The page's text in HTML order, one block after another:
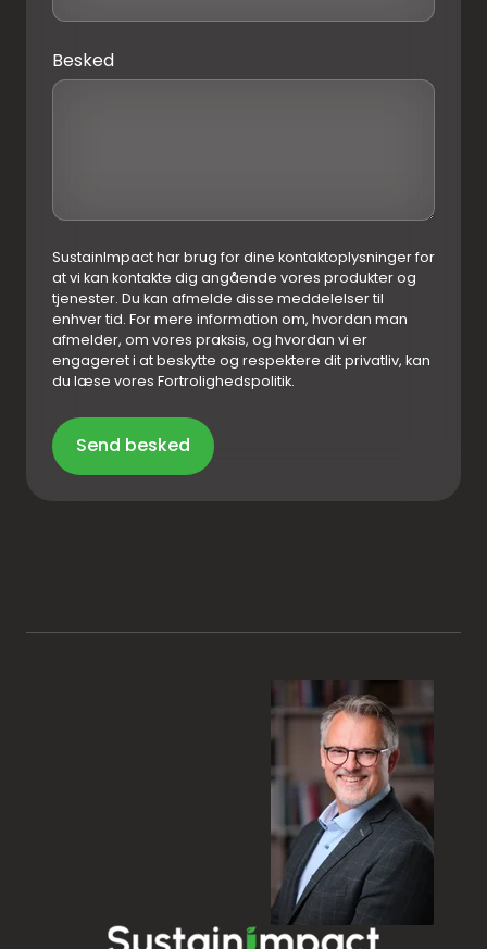
Besked
SustainImpact har brug for dine kontaktoplysninger for
at vi kan kontakte dig angående vores produkter og
tjenester. Du kan afmelde disse meddelelser til
enhver tid. For mere information om, hvordan man
afmelder, om vores praksis, og hvordan vi er
engageret i at beskytte og respektere dit privatliv, kan
du læse vores Fortrolighedspolitik.